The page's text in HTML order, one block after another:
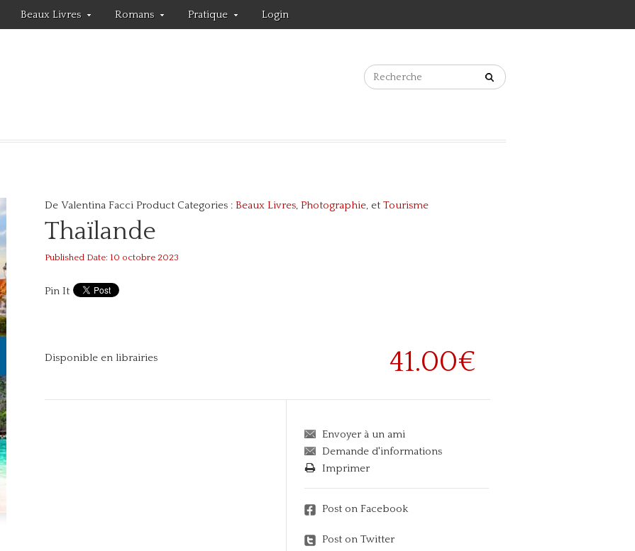
Beaux Livres Romans Pratique Login
De Valentina Facci Product Categories :Beaux Livres,Photographie, etTourisme
Thaïlande
Published Date: 10 octobre 2023
Pin It
Disponible en librairies 41.00€
Envoyer à un ami
Demande d'informations
Imprimer
Post on Facebook
Post on Twitter